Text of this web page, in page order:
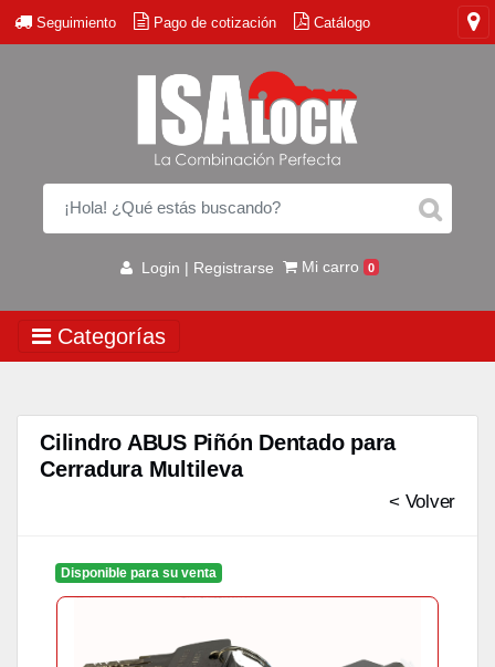
Seguimiento Pago de cotización Catálogo
Login | Registrarse Mi carro 0
Categorías
Cilindro ABUS Piñón Dentado para
Cerradura Multileva
< Volver
Disponible para su venta